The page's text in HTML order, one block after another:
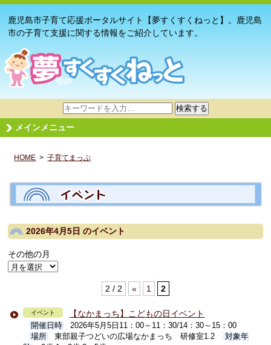
鹿児島市子育て応援ポータルサイト【夢すくすくねっと】。鹿児島
市の子育て支援に関する情報をご紹介しています。
サ
イ
ト
検
検索する
メインメニュー
HOME >子育てまっぷ
2026年4月5日のイベント
その他の月
2 / 2 « 1 2
イベント 【なかまっち】こどもの日イベント
開催日時
2026年5月5日11：00～11：30/14：30～15：00
場所
東部親子つどいの広場なかまっち 研修室1.2
対象年